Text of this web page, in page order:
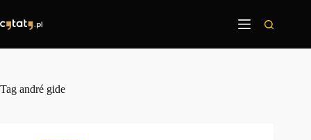
treści
Tag andré gide